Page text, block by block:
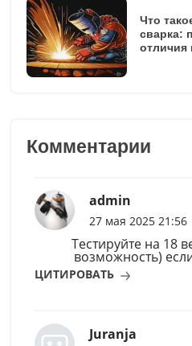
Что
сварка:
отличия
Комментарии
admin
27 мая 2025 21:56
Тестируйте на 18
возможность)
ЦИТИРОВАТЬ
Juranja